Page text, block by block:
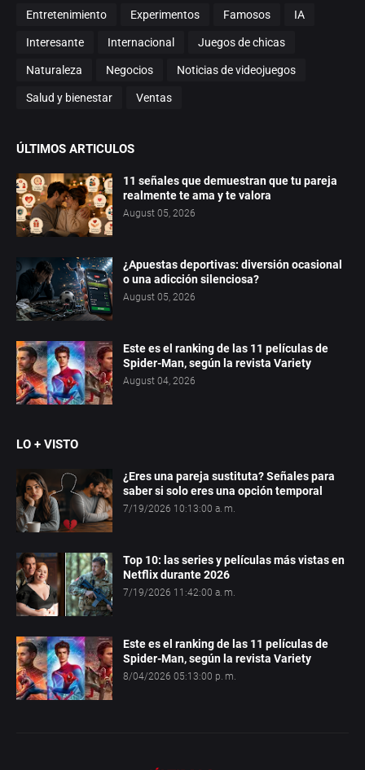
Entretenimiento Experimentos Famosos IA
Interesante Internacional Juegos de chicas
Naturaleza Negocios Noticias de videojuegos
Salud y bienestar Ventas
ÚLTIMOS ARTICULOS
11 señales que demuestran que tu pareja
realmente te ama y te valora
August 05, 2026
¿Apuestas deportivas: diversión ocasional
o una adicción silenciosa?
August 05, 2026
Este es el ranking de las 11 películas de
Spider-Man, según la revista Variety
August 04, 2026
LO + VISTO
¿Eres una pareja sustituta? Señales para
saber si solo eres una opción temporal
7/19/2026 10:13:00 a. m.
Top 10: las series y películas más vistas en
Netflix durante 2026
7/19/2026 11:42:00 a. m.
Este es el ranking de las 11 películas de
Spider-Man, según la revista Variety
8/04/2026 05:13:00 p. m.